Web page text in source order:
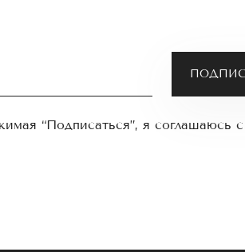
“Подписаться”, я соглашаюсь с